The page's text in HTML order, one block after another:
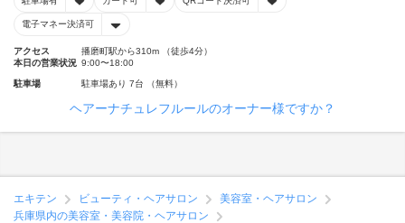
電子マネー決済可
アクセス
播磨町駅から310m （徒歩4分）
本日の営業状況 9:00〜18:00
駐車場 駐車場あり 7台 （無料）
ヘアーナチュレフルールのオーナー様ですか？
エキテン ビューティ・ヘアサロン
美容室・ヘアサロン
兵庫県内の美容室・美容院・ヘアサロン